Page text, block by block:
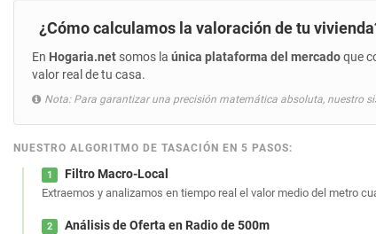
¿Cómo calculamos la valoración de tu
En Hogaria.net somos la única plataforma del mercadoque
valor real de tu casa.
Nota: Para garantizar una precisión matemática absoluta, nuestro
NUESTRO ALGORITMO DE TASACIÓN EN 5 PASOS:
1 Filtro Macro-Local
Extraemos y analizamos en tiempo real el valor medio del metro
2 Análisis de Oferta en Radio de 500m